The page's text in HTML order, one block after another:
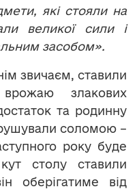
які стояли на
великої сили і
засобом».
звичаєм, ставили
злакових
та родинну
соломою –
року буде
столу ставили
оберігатиме від